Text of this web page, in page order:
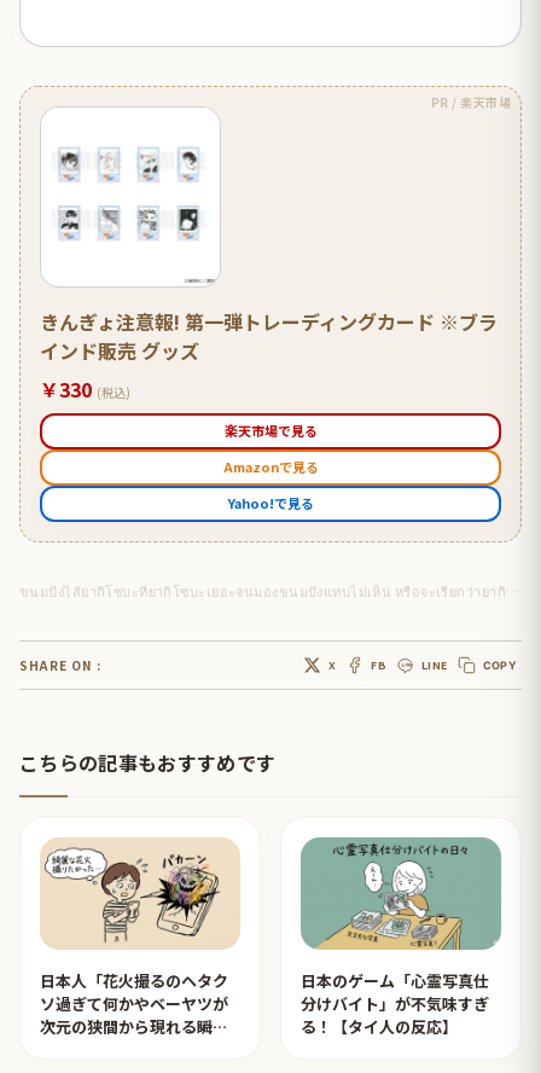
PR / 楽天市場
きんぎょ注意報! 第一弾トレーディングカード ※ブラ
インド販売 グッズ
￥330 (税込)
楽天市場で見る
Amazonで見る
Yahoo!で見る
ขนมปังไส้ยากิโซบะที่ยากิโซบะเยอะจนมองขนมปังแทบไม่เห็น หรือจะเรียกว่ายากิโซบะไส้ขนมปังดี
SHARE ON : X FB LINE COPY
こちらの記事もおすすめです
日本人「花火撮るのヘタク
ソ過ぎて何かやベーヤツが
次元の狭間から現れる瞬間
日本のゲーム「心霊写真仕
分けバイト」が不気味すぎ
る！【タイ人の反応】